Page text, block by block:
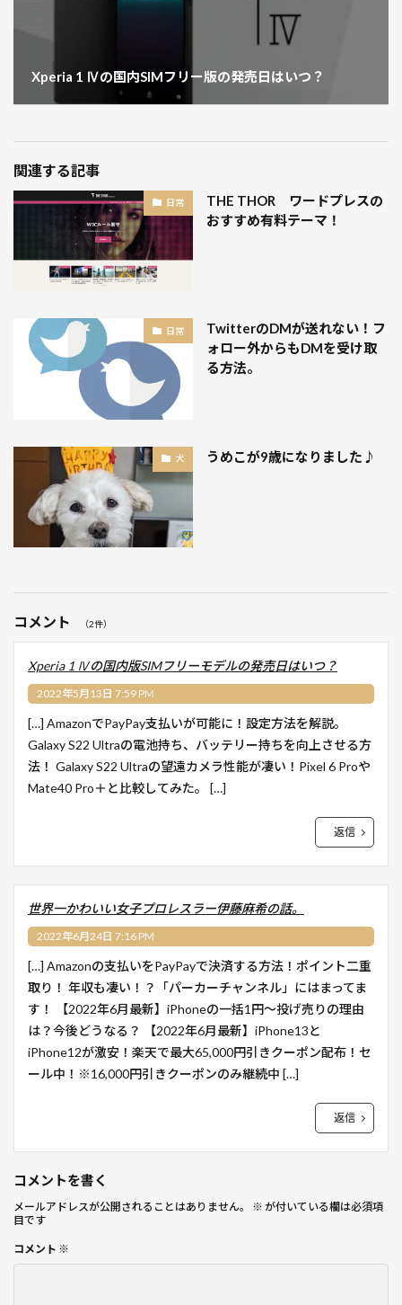
Xperia 1 Ⅳの国内SIMフリー版の発売日はいつ？
関連する記事
日常
THE THOR ワードプレスの
おすすめ有料テーマ！
日常
TwitterのDMが送れない！フ
ォロー外からもDMを受け取
る方法。
犬 うめこが9歳になりました♪
コメント （2件）
Xperia 1 Ⅳの国内版SIMフリーモデルの発売日はいつ？
2022年5月13日 7:59 PM
[…] AmazonでPayPay支払いが可能に！設定方法を解説。
Galaxy S22 Ultraの電池持ち、バッテリー持ちを向上させる方
法！ Galaxy S22 Ultraの望遠カメラ性能が凄い！Pixel 6 Proや
Mate40 Pro＋と比較してみた。 […]
返信
世界一かわいい女子プロレスラー伊藤麻希の話。
2022年6月24日 7:16 PM
[…] Amazonの支払いをPayPayで決済する方法！ポイント二重
取り！ 年収も凄い！？「パーカーチャンネル」にはまってま
す！ 【2022年6月最新】iPhoneの一括1円～投げ売りの理由
は？今後どうなる？ 【2022年6月最新】iPhone13と
iPhone12が激安！楽天で最大65,000円引きクーポン配布！セ
ール中！※16,000円引きクーポンのみ継続中 […]
返信
コメントを書く
メールアドレスが公開されることはありません。 ※ が付いている欄は必須項
目です
コメント ※